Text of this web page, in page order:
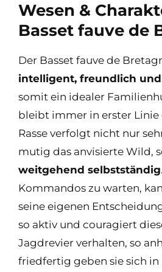
Wesen &
Basset fauve de
Der Basset fauve de
intelligent, freundlich
somit ein idealer
bleibt immer in erster Linie
Rasse verfolgt nicht nur
mutig das anvisierte Wild,
weitgehend selbstständig
Kommandos zu warten,
seine eigenen
so aktiv und couragiert
Jagdrevier verhalten, so
friedfertig geben sie sich in